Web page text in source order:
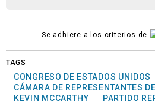
Se adhiere a los criterios de
TAGS
CONGRESO DE ESTADOS UNIDOS
CÁMARA DE REPRESENTANTES
KEVIN MCCARTHY
PARTIDO